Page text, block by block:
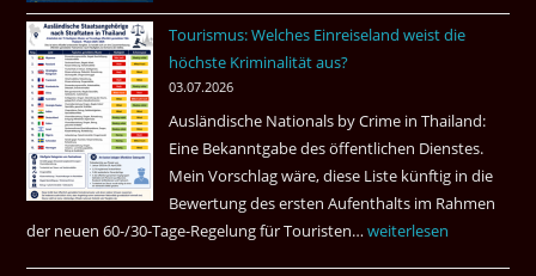
das
Gebiet
Tourismus: Welches Einreiseland weist die
höchste Kriminalität aus?
03.07.2026
Ausländische Nationals by Crime in Thailand:
Eine Bekanntgabe des öffentlichen Dienstes.
Mein Vorschlag wäre, diese Liste künftig in die
Bewertung des ersten Aufenthalts im Rahmen
der neuen 60-/30-Tage-Regelung für Touristen…Tourismus:
weiterlesen